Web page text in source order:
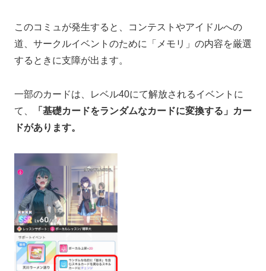
このコミュが発生すると、コンテストやアイドルへの
道、サークルイベントのために「メモリ」の内容を厳選
するときに支障が出ます。
一部のカードは、レベル40にて解放されるイベントに
て、
「基礎カードをランダムなカードに変換する」カー
ドがあります。